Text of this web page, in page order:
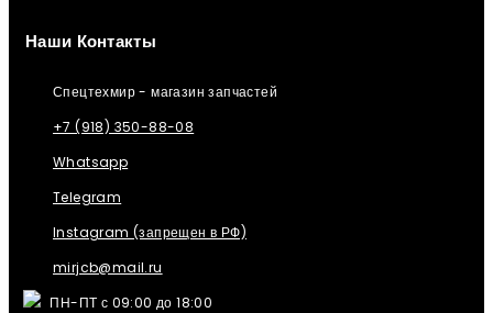
Наши Контакты
Спецтехмир - магазин запчастей
+7 (918) 350-88-08
Whatsapp
Telegram
Instagram (запрещен в РФ)
mirjcb@mail.ru
ПН-ПТ с 09:00 до 18:00